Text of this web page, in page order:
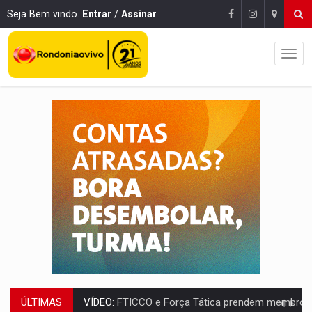
Seja Bem vindo. Entrar / Assinar
ÚLTIMAS VÍDEO: FTICCO e Força Tática prendem membro do CV com arma e drogas